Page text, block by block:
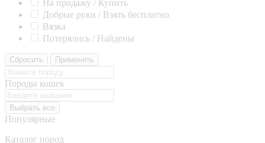
На продажу / Купить
Добрые руки / Взять бесплатно
Вязка
Потерялись / Найдены
Сбросить Применить
Породы кошек
Выбрать все
Популярные
Каталог пород